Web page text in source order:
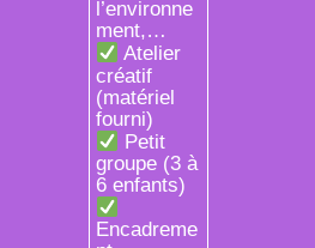
l’environne
ment,…
Atelier
créatif
(matériel
fourni)
Petit
groupe (3 à
6 enfants)
Encadreme